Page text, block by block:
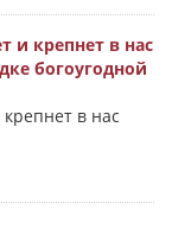
и крепнет в нас
богоугодной
в нас